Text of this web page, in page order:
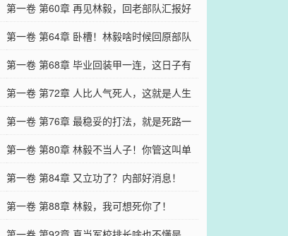
第一卷 第60章 再见林毅，回老部队汇报好
消息！
第一卷 第64章 卧槽！林毅啥时候回原部队
了？
第一卷 第68章 毕业回装甲一连，这日子有
奔头啊！
第一卷 第72章 人比人气死人，这就是人生
赢家吗？
第一卷 第76章 最稳妥的打法，就是死路一
条！
第一卷 第80章 林毅不当人子！你管这叫单
挑？
第一卷 第84章 又立功了？内部好消息！
第一卷 第88章 林毅，我可想死你了！